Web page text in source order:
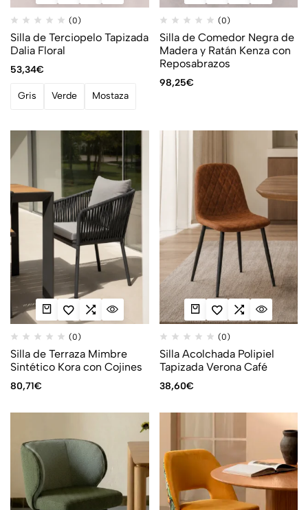
(0)
Silla de Terciopelo Tapizada
Dalia Floral
53,34€
Gris Verde Mostaza
(0)
Silla de Comedor Negra de
Madera y Ratán Kenza con
Reposabrazos
98,25€
(0)
Silla de Terraza Mimbre
Sintético Kora con Cojines
80,71€
(0)
Silla Acolchada Polipiel
Tapizada Verona Café
38,60€